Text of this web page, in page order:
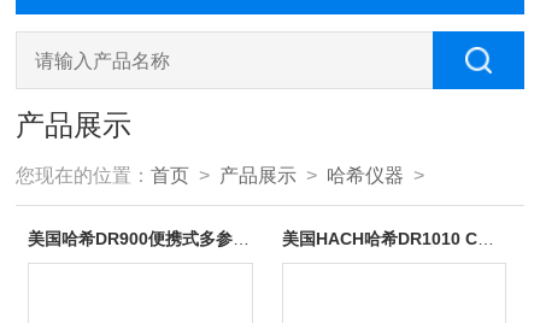
产品展示
您现在的位置：首页 > 产品展示 > 哈希仪器 >
美国HACH哈希DR1010 COD测定仪